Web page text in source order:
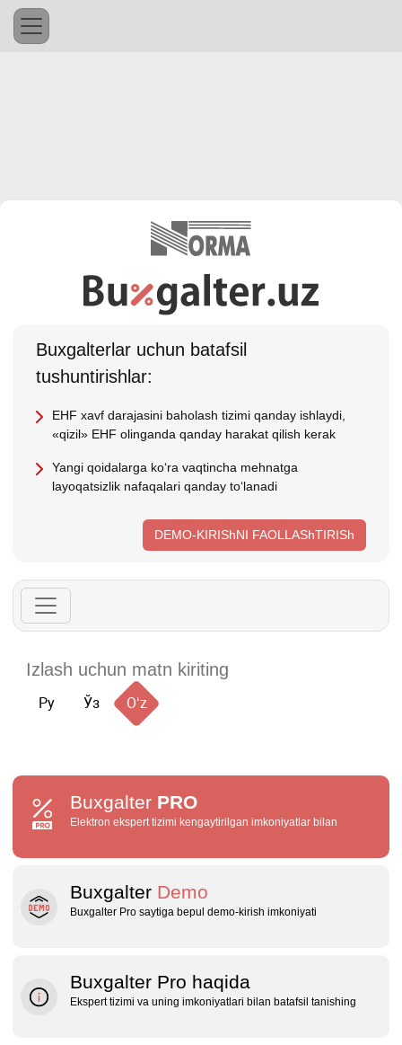
Buхgalterlar uchun batafsil
tushuntirishlar:
EHF хavf darajasini baholash tizimi qanday ishlaydi,
«qizil» EHF olinganda qanday harakat qilish kerak
Yangi qoidalarga koʻra vaqtincha mehnatga
layoqatsizlik nafaqalari qanday toʻlanadi
DEMO-KIRIShNI FAOLLAShTIRISh
Ру Ўз Oʻz
Buxgalter PRO
Elektron ekspert tizimi kengaytirilgan imkoniyatlar bilan
Buxgalter Demo
Buxgalter Pro saytiga bepul demo‑kirish imkoniyati
Buxgalter Pro haqida
Ekspert tizimi va uning imkoniyatlari bilan batafsil tanishing